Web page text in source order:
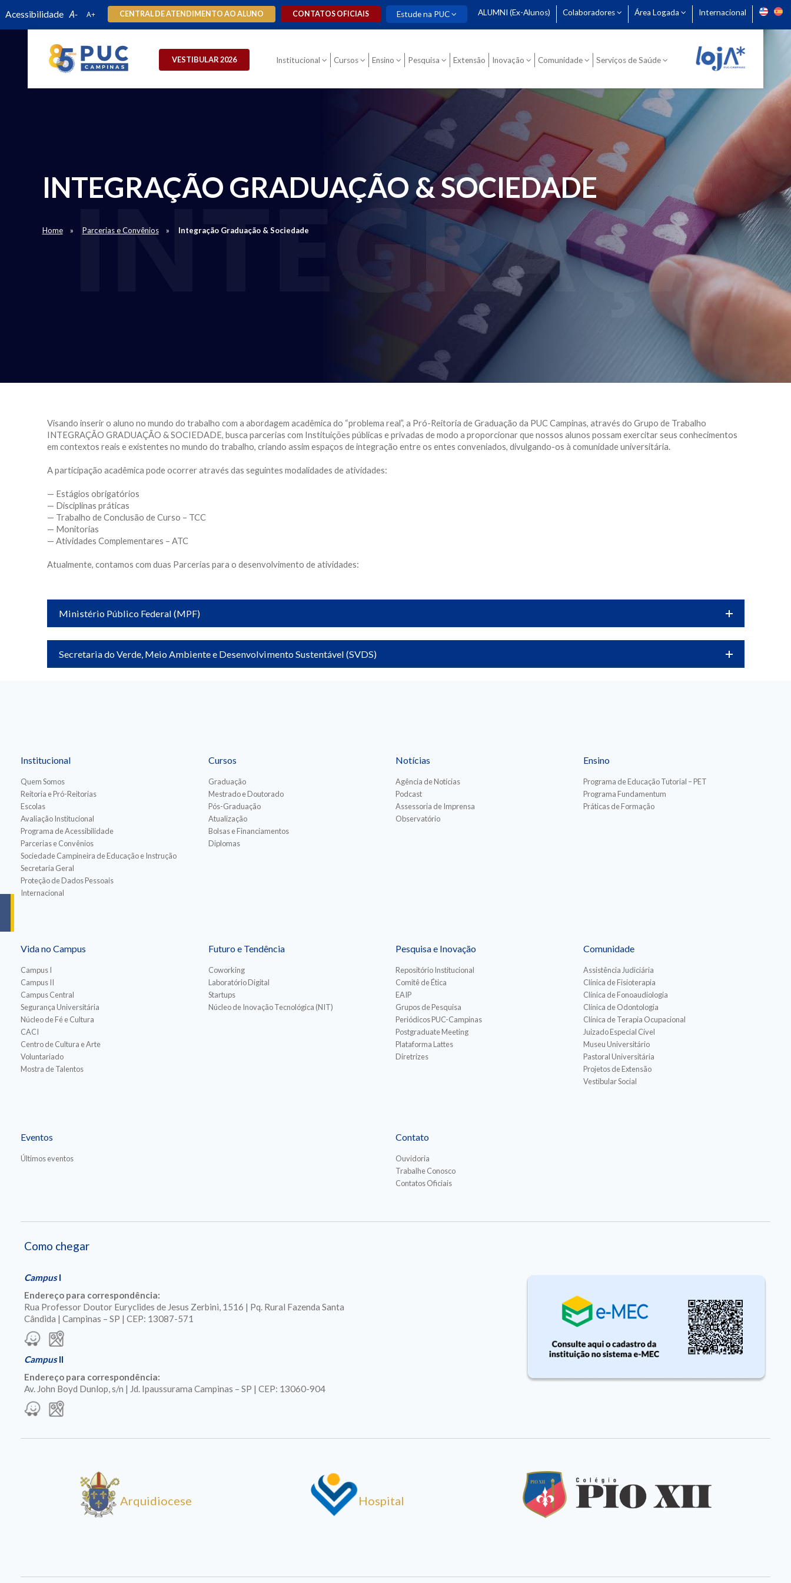
Acessibilidade CENTRAL DE ATENDIMENTO AO ALUNO CONTATOS OFICIAIS Estude na PUC ALUMNI (Ex-Alunos) Colaboradores Área Logada Internacional
VESTIBULAR 2026 Institucional Cursos Ensino Pesquisa Extensão Inovação Comunidade Serviços de Saúde
INTEGRAÇÃO GRADUAÇÃO & SOCIEDADE
Home Parcerias e Convênios Integração Graduação & Sociedade
Visando inserir o aluno no mundo do trabalho com a abordagem acadêmica do “problema real”, a Pró-Reitoria de Graduação da PUC Campinas, através do Grupo de Trabalho
INTEGRAÇÃO GRADUAÇÃO & SOCIEDADE, busca parcerias com Instituições públicas e privadas de modo a proporcionar que nossos alunos possam exercitar seus conhecimentos
em contextos reais e existentes no mundo do trabalho, criando assim espaços de integração entre os entes conveniados, divulgando-os à comunidade universitária.
A participação acadêmica pode ocorrer através das seguintes modalidades de atividades:
— Estágios obrigatórios
— Disciplinas práticas
— Trabalho de Conclusão de Curso – TCC
— Monitorias
— Atividades Complementares – ATC
Atualmente, contamos com duas Parcerias para o desenvolvimento de atividades:
Ministério Público Federal (MPF)
Secretaria do Verde, Meio Ambiente e Desenvolvimento Sustentável (SVDS)
Institucional
Quem Somos
Reitoria e Pró-Reitorias
Escolas
Avaliação Institucional
Programa de Acessibilidade
Parcerias e Convênios
Sociedade Campineira de Educação e Instrução
Secretaria Geral
Proteção de Dados Pessoais
Internacional
Cursos
Graduação
Mestrado e Doutorado
Pós-Graduação
Atualização
Bolsas e Financiamentos
Diplomas
Notícias
Agência de Notícias
Podcast
Assessoria de Imprensa
Observatório
Ensino
Programa de Educação Tutorial – PET
Programa Fundamentum
Práticas de Formação
Vida no Campus
Campus I
Campus II
Campus Central
Segurança Universitária
Núcleo de Fé e Cultura
CACI
Centro de Cultura e Arte
Voluntariado
Mostra de Talentos
Futuro e Tendência
Coworking
Laboratório Digital
Startups
Núcleo de Inovação Tecnológica (NIT)
Pesquisa e Inovação
Repositório Institucional
Comitê de Ética
EAIP
Grupos de Pesquisa
Periódicos PUC-Campinas
Postgraduate Meeting
Plataforma Lattes
Diretrizes
Comunidade
Assistência Judiciária
Clínica de Fisioterapia
Clínica de Fonoaudiologia
Clínica de Odontologia
Clínica de Terapia Ocupacional
Juizado Especial Cível
Museu Universitário
Pastoral Universitária
Projetos de Extensão
Vestibular Social
Eventos
Últimos eventos
Contato
Ouvidoria
Trabalhe Conosco
Contatos Oficiais
Como chegar
CampusI
Endereço para correspondência:
Rua Professor Doutor Euryclides de Jesus Zerbini, 1516 | Pq. Rural Fazenda Santa
Cândida | Campinas – SP | CEP: 13087-571
CampusII
Endereço para correspondência:
Av. John Boyd Dunlop, s/n | Jd. Ipaussurama Campinas – SP | CEP: 13060-904
Arquidiocese Hospital